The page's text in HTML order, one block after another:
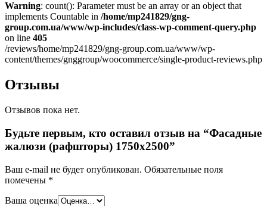
Warning: count(): Parameter must be an array or an object that
implements Countable in /home/mp241829/gng-
group.com.ua/www/wp-includes/class-wp-comment-query.php
on line 405
/reviews/home/mp241829/gng-group.com.ua/www/wp-
content/themes/gnggroup/woocommerce/single-product-reviews.php
Отзывы
Отзывов пока нет.
Будьте первым, кто оставил отзыв на “Фасадные
жалюзи (рафшторы) 1750х2500”
Ваш e-mail не будет опубликован. Обязательные поля
помечены *
Ваша оценка